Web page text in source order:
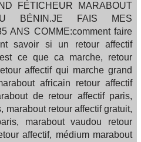
FÉTICHEUR MARABOUT
BÉNIN.JE FAIS MES
ANS COMME:comment faire
savoir si un retour affectif
ce que ca marche, retour
affectif qui marche grand
africain retour affectif
de retour affectif paris,
marabout retour affectif gratuit,
marabout vaudou retour
affectif, médium marabout